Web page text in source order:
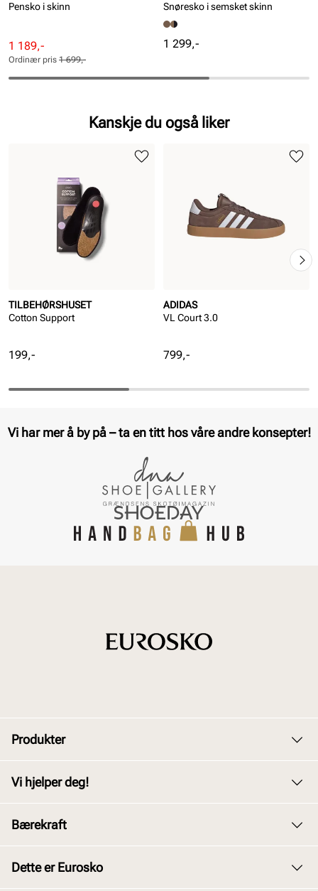
Pensko i skinn
Rabattert
pris
Pris
1 189,-
Ordinær
pris
Pris
Ordinær pris 1 699,-
Snøresko i semsket skinn
Pris
1 299,-
Kanskje du også liker
TILBEHØRSHUSET
Cotton Support
Pris
199,-
ADIDAS
VL Court 3.0
Pris
799,-
Vi har mer å by på – ta en titt hos våre andre konsepter!
Produkter
Barn
Vi hjelper deg!
Kjøpsbetingelser
Bærekraft
Dette er Eurosko